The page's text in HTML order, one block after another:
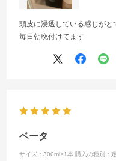
頭皮に浸透している感じがと
毎日朝晩付けてます
ベータ
サイズ：300ml×1本 購入の種別：